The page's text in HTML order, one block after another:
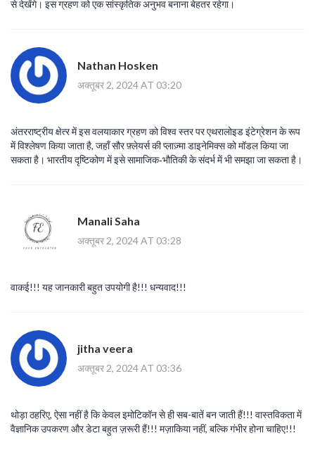
से देखेंगे। इस ग्रहण को एक सांस्कृतिक अनुभव बनाना बेहतर रहेगा।
Nathan Hosken
अक्तूबर 2, 2024 AT 03:20
अंतरराष्ट्रीय क्षेत्‍र में इस वलयाकार ग्रहण को विश्‍व स्तर पर एथरालोइड इंटेग्रेशन के रूप
में विश्‍लेषण किया जाता है, जहाँ सौर फ़्लेयर्स की प्लाज़्मा डाइनेमिक्स को मॉडल किया जा
सकता है। भारतीय दृष्टिकोण में इसे सामाजिक‑भौतिकी के संदर्भ में भी समझा जा सकता है।
Manali Saha
अक्तूबर 2, 2024 AT 03:28
वाकई!!! यह जानकारी बहुत उपयोगी है!!! धन्यवाद!!!
jitha veera
अक्तूबर 2, 2024 AT 03:36
थोड़ा ठहरिए, ऐसा नहीं है कि केवल इमोटिकॉन से ही सब-बातें बन जाती हैं!!! वास्तविकता में
वैज्ञानिक उपकरण और डेटा बहुत ज़रूरी हैं!!! मज़ाकिया नहीं, बल्कि गंभीर होना चाहिए!!!